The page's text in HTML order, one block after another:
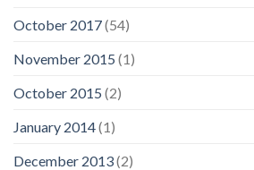
October 2017(54)
November 2015 (1)
October 2015 (2)
January 2014(1)
December 2013(2)